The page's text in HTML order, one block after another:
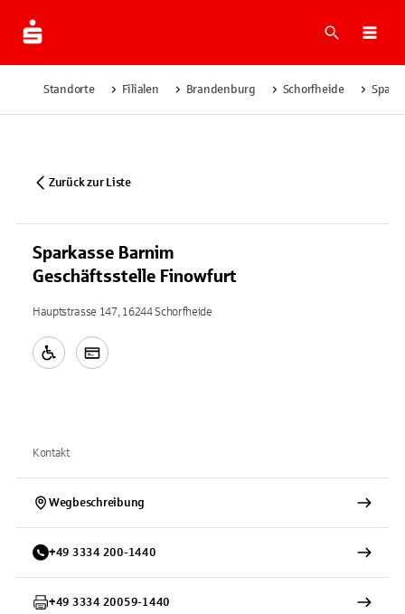
Suche
Standorte Filialen Brandenburg Schorfheide
Zurück zur Liste
Sparkasse Barnim
Geschäftsstelle Finowfurt
Hauptstrasse 147, 16244 Schorfheide
Kontakt
Wegbeschreibung
+49 3334 200-1440
+49 3334 20059-1440